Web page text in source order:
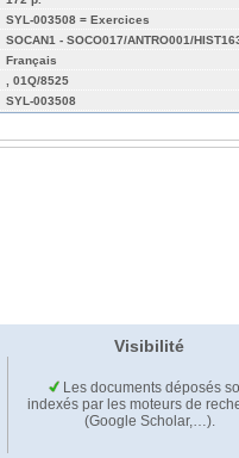
SYL-003508 = Exercices
SOCAN1 - SOCO017/ANTRO001/
Français
, 01Q/8525
SYL-003508
Visibilité
Les documents déposés
indexés par les moteurs de
(Google Scholar,…).